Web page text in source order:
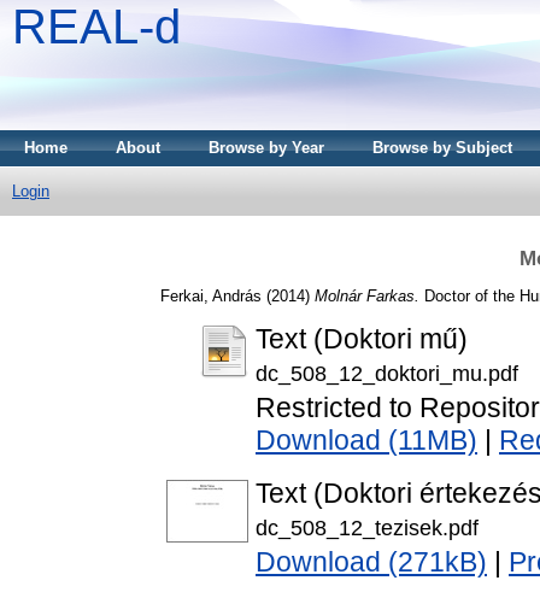
REAL-d
Home About Browse by Year Browse by Subject
Login
Ferkai, András (2014) Molnár Farkas. Doctor of the
Text (Doktori mű)
dc_508_12_doktori_mu.pdf
Restricted to
Download (11MB)
Text (Doktori
dc_508_12_tezisek.pdf
Download (271kB)